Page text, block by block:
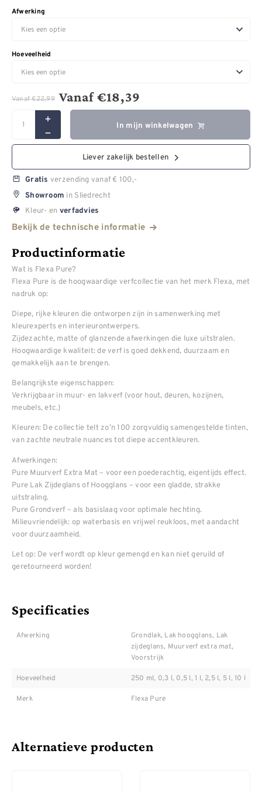
Afwerking
Hoeveelheid
Vanaf€22,99 Vanaf€18,39
In mijn winkelwagen
Liever zakelijk bestellen
Gratis verzending vanaf € 100,-
Showroom in Sliedrecht
Kleur- en verfadvies
Bekijk de technische informatie
Productinformatie
Wat is Flexa Pure?
Flexa Pure is de hoogwaardige verfcollectie van het merk Flexa, met
nadruk op:
Diepe, rijke kleuren die ontworpen zijn in samenwerking met
kleurexperts en interieurontwerpers.
Zijdezachte, matte of glanzende afwerkingen die luxe uitstralen.
Hoogwaardige kwaliteit: de verf is goed dekkend, duurzaam en
gemakkelijk aan te brengen.
Belangrijkste eigenschappen:
Verkrijgbaar in muur- en lakverf (voor hout, deuren, kozijnen,
meubels, etc.)
Kleuren: De collectie telt zo’n 100 zorgvuldig samengestelde tinten,
van zachte neutrale nuances tot diepe accentkleuren.
Afwerkingen:
Pure Muurverf Extra Mat – voor een poederachtig, eigentijds effect.
Pure Lak Zijdeglans of Hoogglans – voor een gladde, strakke
uitstraling.
Pure Grondverf – als basislaag voor optimale hechting.
Milieuvriendelijk: op waterbasis en vrijwel reukloos, met aandacht
voor duurzaamheid.
Let op: De verf wordt op kleur gemengd en kan niet geruild of
geretourneerd worden!
Specificaties
Afwerking
Grondlak, Lak hoogglans, Lak
zijdeglans, Muurverf extra mat,
Voorstrijk
Hoeveelheid 250 ml, 0,3 l, 0,5 l, 1 l, 2,5 l, 5 l, 10 l
Merk Flexa Pure
Alternatieve producten